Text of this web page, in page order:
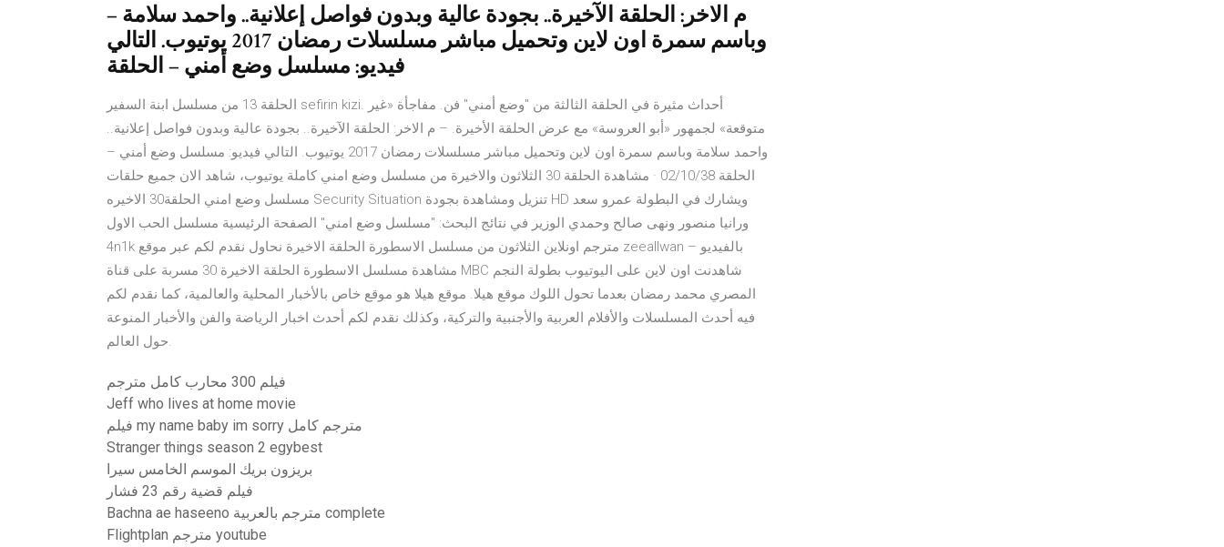
– م الاخر: الحلقة الآخيرة.. بجودة عالية وبدون فواصل إعلانية.. واحمد سلامة
وباسم سمرة اون لاين وتحميل مباشر مسلسلات رمضان 2017 يوتيوب. التالي
فيديو: مسلسل وضع أمني – الحلقة
الحلقة 13 من مسلسل ابنة السفير sefirin kizi. أحداث مثيرة في الحلقة الثالثة من "وضع أمني" فن. مفاجأة «غير
متوقعة» لجمهور «أبو العروسة» مع عرض الحلقة الأخيرة. – م الاخر: الحلقة الآخيرة.. بجودة عالية وبدون فواصل إعلانية..
واحمد سلامة وباسم سمرة اون لاين وتحميل مباشر مسلسلات رمضان 2017 يوتيوب. التالي فيديو: مسلسل وضع أمني –
الحلقة 02/10/38 · مشاهدة الحلقة 30 الثلاثون والاخيرة من مسلسل وضع امني كاملة يوتيوب، شاهد الان جميع حلقات
مسلسل وضع امني الحلقة30 الاخيره Security Situation تنزيل ومشاهدة بجودة HD ويشارك في البطولة عمرو سعد
ورانيا منصور ونهى صالح وحمدي الوزير في نتائج البحث: "مسلسل وضع امني" الصفحة الرئيسية مسلسل الحب الاول
4n1k مترجم اونلاين الثلاثون من مسلسل الاسطورة الحلقة الاخيرة نحاول نقدم لكم عبر موقع zeeallwan بالفيديو –
مشاهدة مسلسل الاسطورة الحلقة الاخيرة 30 مسربة على قناة MBC شاهدنت اون لاين على اليوتيوب بطولة النجم
المصري محمد رمضان بعدما تحول اللوك موقع هيلا. موقع هيلا هو موقع خاص بالأخبار المحلية والعالمية، كما نقدم لكم
فيه أحدث المسلسلات والأفلام العربية والأجنبية والتركية، وكذلك نقدم لكم أحدث اخبار الرياضة والفن والأخبار المنوعة
حول العالم.
فيلم 300 محارب كامل مترجم
Jeff who lives at home movie
فيلم my name baby im sorry مترجم كامل
Stranger things season 2 egybest
بريزون بريك الموسم الخامس سيرا
فيلم قضية رقم 23 فشار
Bachna ae haseeno مترجم بالعربية complete
Flightplan مترجم youtube